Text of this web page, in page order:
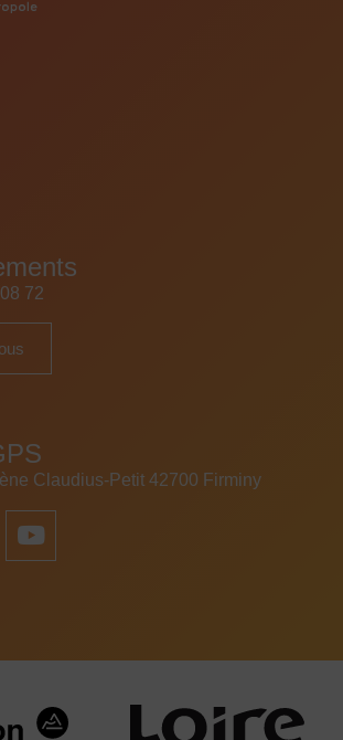
72
Claudius-Petit 42700 Firminy